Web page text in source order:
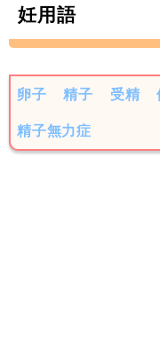
妊用語
卵子 精子 受精
精子無力症